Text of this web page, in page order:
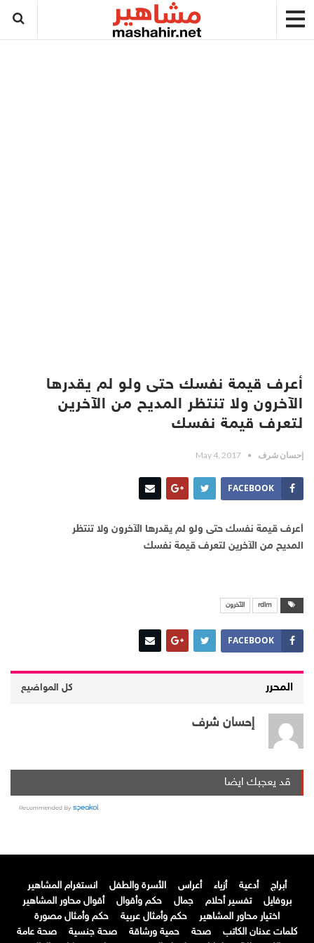
أعرف قيمة نفسك حتى ولو لم يقدرها
الآخرون ولا تنتظر المديح من الآخرين
لتعرف قيمة نفسك
إحسان شرف May 4, 2017
FACEBOOK
أعرف قيمة نفسك حتى ولو لم يقدرها الآخرون ولا تنتظر
المديح من الآخرين لتعرف قيمة نفسك
rdlm الآخرون
FACEBOOK
المحرر كل المواضيع
إحسان شرف
قد يعجبك ايضا
أبراج أدعية أزياء أعراس الأسرة والطفل
انستغرام المشاهير
بروفايل
تفسير أحلام جمال حكم وأقوال
أقوال محاور المشاهير
اختيار محاور المشاهير
حكم وأمثال عربية
حكم وأمثال مصورة
كلمات عدنان الكاتب
صحة حمية ورشاقة صحة جنسية
صحة عامة